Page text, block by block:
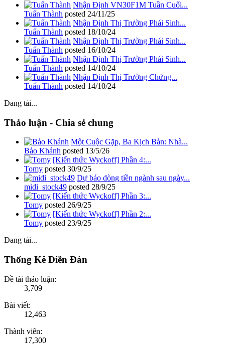
Nhận Định VN30F1M Tuần Cuối...
Tuấn Thành posted 24/11/25
Nhận Định Thị Trường Phái Sinh...
Tuấn Thành posted 18/10/24
Nhận Định Thị Trường Phái Sinh...
Tuấn Thành posted 16/10/24
Nhận Định Thị Trường Phái Sinh...
Tuấn Thành posted 14/10/24
Nhận Định Thị Trường Chứng...
Tuấn Thành posted 14/10/24
Đang tải...
Thảo luận - Chia sẻ chung
Một Cuộc Gặp, Ba Kịch Bản: Nhà...
Bảo Khánh posted 13/5/26
[Kiến thức Wyckoff] Phần 4:...
Tomy posted 30/9/25
Dự báo dòng tiền ngành sau ngày...
midi_stock49 posted 28/9/25
[Kiến thức Wyckoff] Phần 3:...
Tomy posted 26/9/25
[Kiến thức Wyckoff] Phần 2:...
Tomy posted 23/9/25
Đang tải...
Thống Kê Diễn Đàn
Đề tài thảo luận:
3,709
Bài viết:
12,463
Thành viên:
17,300